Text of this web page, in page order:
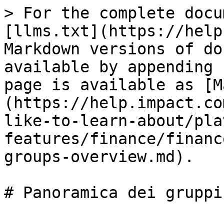
> For the complete
[llms.txt](https://
Markdown versions of
available by
page is available as
(https://
like-to-learn-about/
features/finance/
groups-overview.md).
# Panoramica dei